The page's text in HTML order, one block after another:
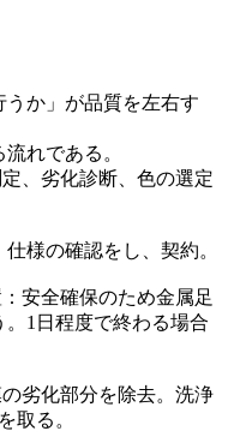
か」が品質を左右す
れである。
、劣化診断、色の選定
様の確認をし、契約。
安全確保のため金属足
1日程度で終わる場合
劣化部分を除去。洗浄
取る。